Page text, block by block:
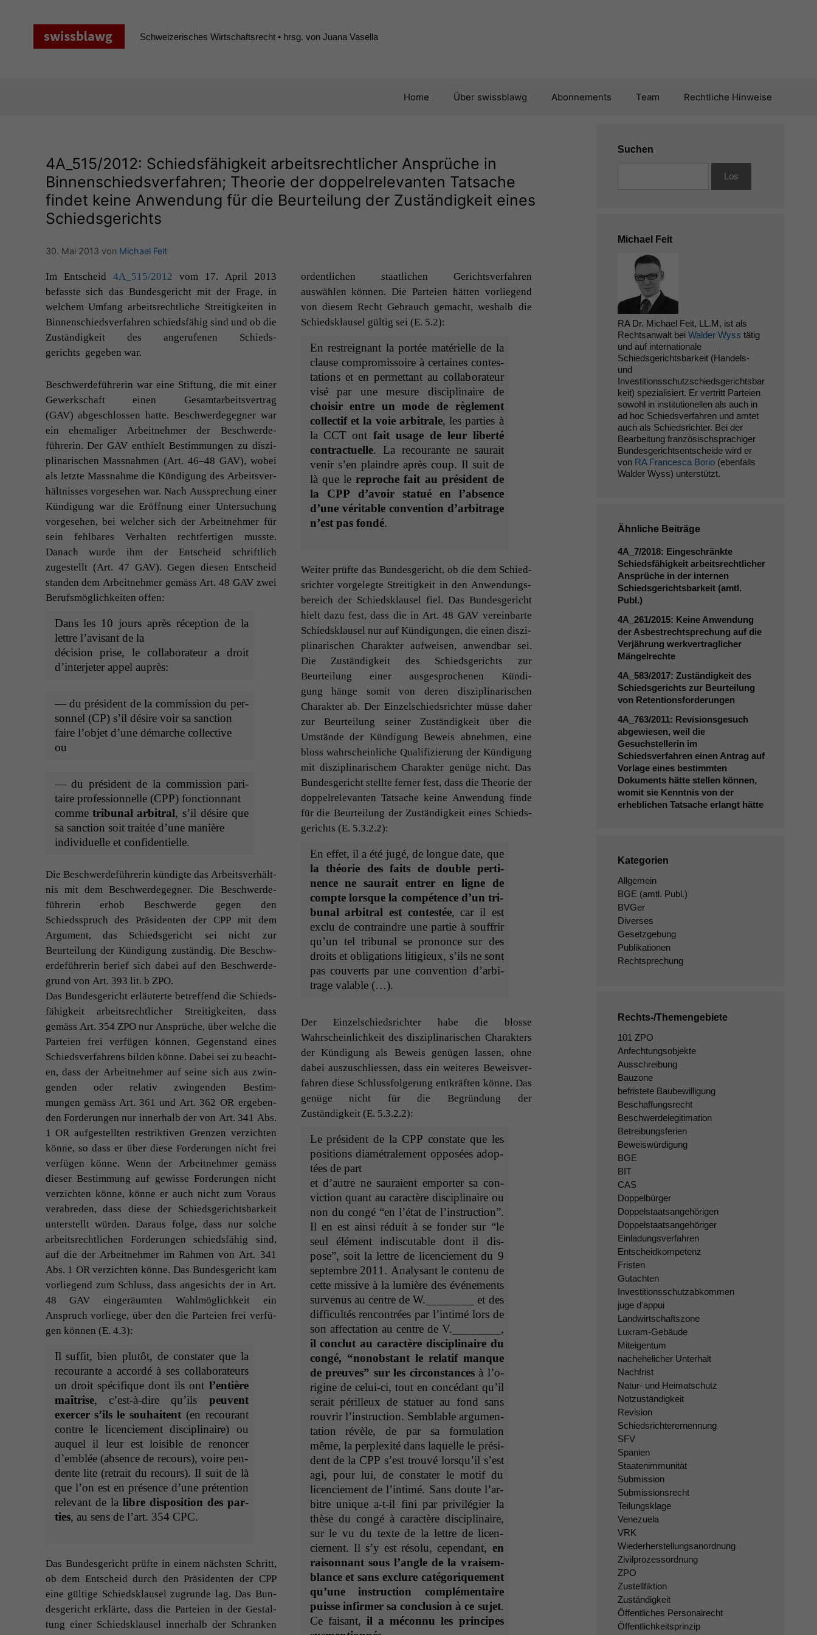
Schweizerisches Wirtschaftsrecht • hrsg. von Juana Vasella
Home Über swissblawg Abonnements Team Rechtliche Hinweise
4A_515/2012: Schiedsfähigkeit arbeitsrechtlicher Ansprüche in
Binnenschiedsverfahren; Theorie der doppelrelevanten Tatsache
findet keine Anwendung für die Beurteilung der Zuständigkeit eines
Schiedsgerichts
30. Mai 2013 von Michael Feit
Im Entscheid 4A_515/2012 vom 17. April 2013
befasste sich das Bun­des­gericht mit der Frage, in
welchem Umfang arbeit­srechtliche Stre­it­igkeit­en in
Bin­nen­schiedsver­fahren schieds­fähig sind und ob die
Zuständigkeit des angerufe­nen Schieds­
gerichts gegeben war.
Beschw­erde­führerin war eine Stiftung, die mit ein­er
Gew­erkschaft einen Gesam­tar­beitsver­trag
(GAV) abgeschlossen hat­te. Beschw­erdegeg­n­er war
ein ehe­ma­liger Arbeit­nehmer der Beschw­erde­
führerin. Der GAVenthielt Bes­tim­mungen zu diszi­
pli­nar­ischen Mass­nah­men (Art. 46–48 GAV), wobei
als let­zte Mass­nahme die Kündi­gung des Arbeitsver­
hält­niss­es vorge­se­hen war. Nach Aussprechung ein­er
Kündi­gung war die Eröff­nung ein­er Unter­suchung
vorge­se­hen, bei welch­er sich der Arbeit­nehmer für
sein fehlbares Ver­hal­ten recht­fer­ti­gen musste.
Danach wurde ihm der Entscheid schriftlich
zugestellt (Art. 47 GAV). Gegen diesen Entscheid
standen dem Arbeit­nehmer gemäss Art. 48 GAVzwei
Beruf­s­möglichkeit­en offen:
Dans les 10 jours après récep­tion de la
let­tre l’av­isant de la
déci­sion prise, le col­lab­o­ra­teur a droit
d’in­ter­jeter appel auprès:
— du prési­dent de la com­mis­sion du per­
son­nel (CP) s’il désire voir sa sanction
faire l’ob­jet d’une démarche collective
ou
— du prési­dent de la com­mis­sion par­i­
taire pro­fes­sion­nelle (CPP) fonctionnant
comme tri­bunal arbi­tral, s’il désire que
sa sanc­tion soit traitée d’une manière
indi­vidu­elle et confidentielle.
Die Beschw­erde­führerin kündigte das Arbeitsver­hält­
nis mit dem Beschw­erdegeg­n­er. Die Beschw­erde­
führerin erhob Beschw­erde gegen den
Schiedsspruch des Präsi­den­ten der CPPmit dem
Argu­ment, das Schieds­gericht sei nicht zur
Beurteilung der Kündi­gung zuständig. Die Beschw­
erde­führerin berief sich dabei auf den Beschw­erde­
grund von Art. 393 lit. b ZPO.
Das Bun­des­gericht erläuterte betr­e­f­fend die Schieds­
fähigkeit arbeit­srechtlich­er Stre­it­igkeit­en, dass
gemäss Art. 354 ZPOnur Ansprüche, über welche die
Parteien frei ver­fü­gen kön­nen, Gegen­stand eines
Schiedsver­fahrens bilden könne. Dabei sei zu beacht­
en, dass der Arbeit­nehmer auf seine sich aus zwin­
gen­den oder rel­a­tiv zwin­gen­den Bes­tim­
mungen gemäss Art. 361 und Art. 362 ORergeben­
den Forderun­gen nur inner­halb der von Art. 341 Abs.
1 ORaufgestell­ten restrik­tiv­en Gren­zen verzicht­en
könne, so dass er über diese Forderun­gen nicht frei
ver­fü­gen könne. Wenn der Arbeit­nehmer gemäss
dieser Bes­tim­mung auf gewisse Forderun­gen nicht
verzicht­en könne, könne er auch nicht zum Voraus
verabre­den, dass diese der Schieds­gerichts­barkeit
unter­stellt wür­den. Daraus folge, dass nur solche
arbeit­srechtlichen Forderun­gen schieds­fähig sind,
auf die der Arbeit­nehmer im Rah­men von Art. 341
Abs. 1 ORverzicht­en könne. Das Bun­des­gericht kam
vor­liegend zum Schluss, dass angesichts der in Art.
48 GAVeingeräumten Wahlmöglichkeit ein
Anspruch vor­liege, über den die Parteien frei ver­fü­
gen kön­nen (E. 4.3):
Il suf­fit, bien plutôt, de con­stater que la
recourante a accordé à ses col­lab­o­ra­teurs
un droit spé­ci­fique dont ils ont l’en­tière
maîtrise, c’est-à-dire qu’ils peu­vent
exercer s’ils le souhait­ent(en recourant
con­tre le licen­ciement dis­ci­plinaire) ou
auquel il leur est lois­i­ble de renon­cer
d’em­blée (absence de recours), voire pen­
dente lite (retrait du recours). Il suit de là
que l’on est en présence d’une pré­ten­tion
rel­e­vant de la libre dis­po­si­tion des par­
ties, au sens de l’art. 354 CPC.
Das Bun­des­gericht prüfte in einem näch­sten Schritt,
ob dem Entscheid durch den Präsi­den­ten der CPP
eine gültige Schied­sklausel zugrunde lag. Das Bun­
des­gericht erk­lärte, dass die Parteien in der Gestal­
tung ein­er Schied­sklausel inner­halb der Schranken
ordentlichen staatlichen Gerichtsver­fahren
auswählen kön­nen. Die Parteien hät­ten vor­liegend
von diesem Recht Gebrauch gemacht, weshalb die
Schied­sklausel gültig sei (E. 5.2):
En restreignant la portée matérielle de la
clause com­pro­mis­soire à cer­taines con­tes­
ta­tions et en per­me­t­tant au col­lab­o­ra­teur
visé par une mesure dis­ci­plinaire de
choisir entre un mode de règle­ment
col­lec­tif et la voie arbi­trale, les par­ties à
la CCTont fait usage de leur lib­erté
con­tractuelle. La recourante ne saurait
venir s’en plain­dre après coup. Il suit de
là que le reproche fait au prési­dent de
la CPP d’avoir statué en l’ab­sence
d’une véri­ta­ble con­ven­tion d’ar­bi­trage
n’est pas fondé.
Weit­er prüfte das Bun­des­gericht, ob die dem Schied­
srichter vorgelegte Stre­it­igkeit in den Anwen­dungs­
bere­ich der Schied­sklausel fiel. Das Bun­des­gericht
hielt dazu fest, dass die in Art. 48 GAVvere­in­barte
Schied­sklausel nur auf Kündi­gun­gen, die einen diszi­
pli­nar­ischen Charak­ter aufweisen, anwend­bar sei.
Die Zuständigkeit des Schieds­gerichts zur
Beurteilung ein­er aus­ge­sproch­enen Kündi­
gung hänge somit von deren diszi­pli­nar­ischen
Charak­ter ab. Der Einzelschied­srichter müsse daher
zur Beurteilung sein­er Zuständigkeit über die
Umstände der Kündi­gung Beweis abnehmen, eine
bloss wahrschein­liche Qual­i­fizierung der Kündi­gung
mit diszi­pli­nar­ischem Charak­ter genüge nicht. Das
Bun­des­gericht stellte fern­er fest, dass die The­o­rie der
dop­pel­rel­e­van­ten Tat­sache keine Anwen­dung finde
für die Beurteilung der Zuständigkeit eines Schieds­
gerichts (E. 5.3.2.2):
En effet, il a été jugé, de longue date, que
la théorie des faits de dou­ble per­ti­
nence ne saurait entr­er en ligne de
compte lorsque la com­pé­tence d’un tri­
bunal arbi­tral est con­testée, car il est
exclu de con­train­dre une par­tie à souf­frir
qu’un tel tri­bunal se prononce sur des
droits et oblig­a­tions litigieux, s’ils ne sont
pas cou­verts par une con­ven­tion d’ar­bi­
trage valable (…).
Der Einzelschied­srichter habe die blosse
Wahrschein­lichkeit des diszi­pli­nar­ischen Charak­ters
der Kündi­gung als Beweis genü­gen lassen, ohne
dabei auszuschliessen, dass ein weit­eres Beweisver­
fahren diese Schlussfol­gerung entkräften könne. Das
genüge nicht für die Begrün­dung der
Zuständigkeit (E. 5.3.2.2):
Le prési­dent de la CPP con­state que les
posi­tions diamé­trale­ment opposées adop­
tées de part
et d’autre ne sauraient emporter sa con­
vic­tion quant au car­ac­tère dis­ci­plinaire ou
non du con­gé “en l’é­tat de l’in­struc­tion”.
Il en est ain­si réduit à se fonder sur “le
seul élé­ment indis­cutable dont il dis­
pose”, soit la let­tre de licen­ciement du 9
sep­tem­bre 2011. Analysant le con­tenu de
cette mis­sive à la lumière des événe­ments
sur­venus au cen­tre de W.________ et des
dif­fi­cultés ren­con­trées par l’in­timé lors de
son affec­ta­tion au cen­tre de V.________,
il con­clut au car­ac­tère dis­ci­plinaire du
con­gé, “nonob­stant le relatif manque
de preuves” sur les cir­con­stancesà l’o­
rig­ine de celui-ci, tout en con­cé­dant qu’il
serait périlleux de stat­uer au fond sans
rou­vrir l’in­struc­tion. Sem­blable argu­men­
ta­tion révèle, de par sa for­mu­la­tion
même, la per­plex­ité dans laque­lle le prési­
dent de la CPP s’est trou­vé lorsqu’il s’est
agi, pour lui, de con­stater le motif du
licen­ciement de l’in­timé. Sans doute l’ar­
bi­tre unique a‑t-il fini par priv­ilégi­er la
thèse du con­gé à car­ac­tère dis­ci­plinaire,
sur le vu du texte de la let­tre de licen­
ciement. Il s’y est résolu, cepen­dant, en
raison­nant sous l’an­gle de la vraisem­
blance et sans exclure caté­gorique­ment
qu’une instruc­tion com­plé­men­taire
puisse infirmer sa con­clu­sion à ce sujet.
Ce faisant, il a mécon­nu les principes
Suchen
Michael Feit
RA Dr. Michael Feit, LL.M, ist als
Rechtsanwalt bei Walder Wyss tätig
und auf internationale
Schiedsgerichtsbarkeit (Handels-
und
Investitionsschutzschiedsgerichtsbar
keit) spezialisiert. Er vertritt Parteien
sowohl in institutionellen als auch in
ad hoc Schiedsverfahren und amtet
auch als Schiedsrichter. Bei der
Bearbeitung französischsprachiger
Bundesgerichtsentscheide wird er
von RA Francesca Borio(ebenfalls
Walder Wyss) unterstützt.
Ähnliche Beiträge
4A_7/2018: Eingeschränkte
Schiedsfähigkeit arbeitsrechtlicher
Ansprüche in der internen
Schiedsgerichtsbarkeit (amtl.
Publ.)
4A_261/2015: Keine Anwendung
der Asbestrechtsprechung auf die
Verjährung werkvertraglicher
Mängelrechte
4A_583/2017: Zuständigkeit des
Schiedsgerichts zur Beurteilung
von Retentionsforderungen
4A_763/2011: Revisionsgesuch
abgewiesen, weil die
Gesuchstellerin im
Schiedsverfahren einen Antrag auf
Vorlage eines bestimmten
Dokuments hätte stellen können,
womit sie Kenntnis von der
erheblichen Tatsache erlangt hätte
Kategorien
Allgemein
BGE (amtl. Publ.)
BVGer
Diverses
Gesetzgebung
Publikationen
Rechtsprechung
Rechts-/Themengebiete
101 ZPO
Anfechtungsobjekte
Ausschreibung
Bauzone
befristete Baubewilligung
Beschaffungsrecht
Beschwerdelegitimation
Betreibungsferien
Beweiswürdigung
BGE
BIT
CAS
Doppelbürger
Doppelstaatsangehörigen
Doppelstaatsangehöriger
Einladungsverfahren
Entscheidkompetenz
Fristen
Gutachten
Investitionsschutzabkommen
juge d'appui
Landwirtschaftszone
Luxram-Gebäude
Miteigentum
nachehelicher Unterhalt
Nachfrist
Natur- und Heimatschutz
Notzuständigkeit
Revision
Schiedsrichterernennung
SFV
Spanien
Staatenimmunität
Submission
Submissionsrecht
Teilungsklage
Venezuela
VRK
Wiederherstellungsanordnung
Zivilprozessordnung
ZPO
Zustellfiktion
Zuständigkeit
Öffentliches Personalrecht
Öffentlichkeitsprinzip
Notwendige
Diese
Cookies sind
nicht
optional, es
braucht sie,
damit die
Website
korrekt
angezeigt
werden kann.
Statistiken
Um unsere
Website zu
verbessern,
zeichnen
wir
anonyme
statistische
Daten auf.